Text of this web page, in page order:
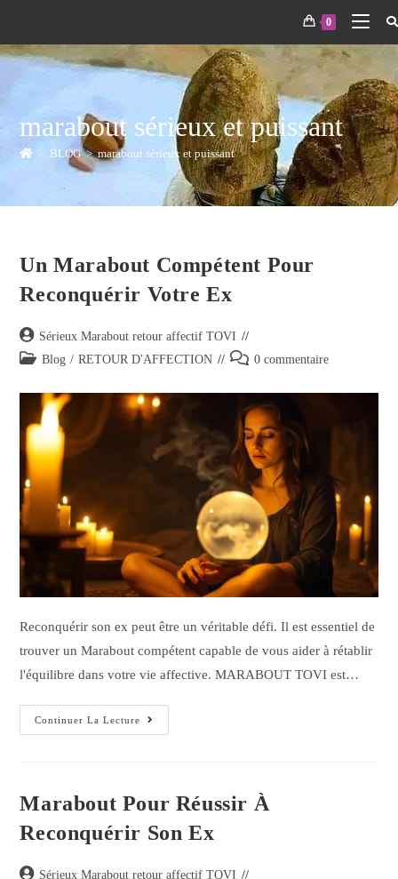
0
marabout sérieux et puissant
> BLOG > marabout sérieux et puissant
Un Marabout Compétent Pour
Reconquérir Votre Ex
Sérieux Marabout retour affectif TOVI
Blog / RETOUR D'AFFECTION 0 commentaire
Reconquérir son ex peut être un véritable défi. Il est essentiel de
trouver un Marabout compétent capable de vous aider à rétablir
l'équilibre dans votre vie affective. MARABOUT TOVI est…
Continuer La Lecture
Marabout Pour Réussir À
Reconquérir Son Ex
Sérieux Marabout retour affectif TOVI